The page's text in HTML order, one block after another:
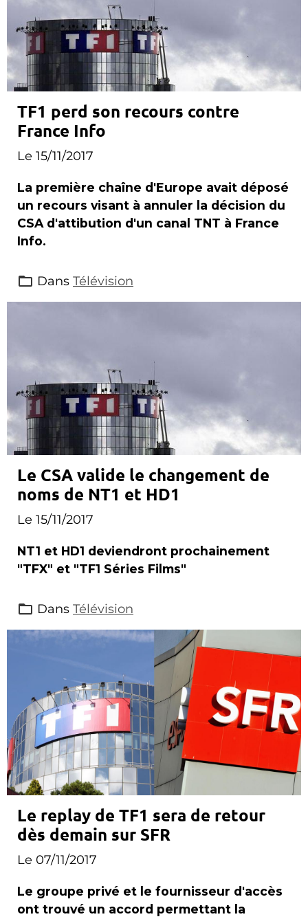
TF1 perd son recours contre
France Info
Le 15/11/2017
La première chaîne d'Europe avait déposé
un recours visant à annuler la décision du
CSA d'attibution d'un canal TNT à France
Info.
Dans Télévision
Le CSA valide le changement de
noms de NT1 et HD1
Le 15/11/2017
NT1 et HD1 deviendront prochainement
"TFX" et "TF1 Séries Films"
Dans Télévision
Le replay de TF1 sera de retour
dès demain sur SFR
Le 07/11/2017
Le groupe privé et le fournisseur d'accès
ont trouvé un accord permettant la